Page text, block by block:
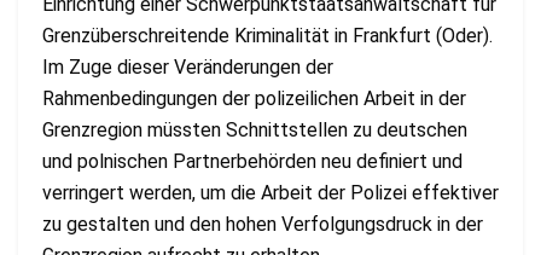
Einrichtung einer Schwerpunktstaatsanwaltschaft für
Grenzüberschreitende Kriminalität in Frankfurt (Oder).
Im Zuge dieser Veränderungen der
Rahmenbedingungen der polizeilichen Arbeit in der
Grenzregion müssten Schnittstellen zu deutschen
und polnischen Partnerbehörden neu definiert und
verringert werden, um die Arbeit der Polizei effektiver
zu gestalten und den hohen Verfolgungsdruck in der